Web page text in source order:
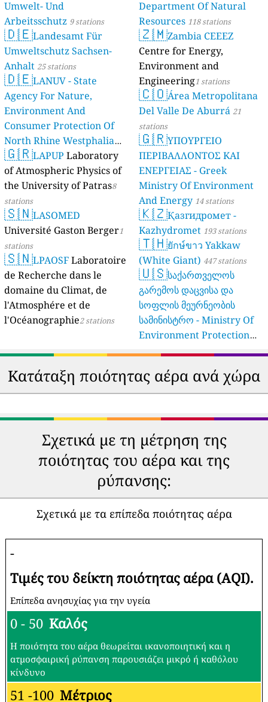
Umwelt- Und
Arbeitsschutz 9 stations
🇩🇪Landesamt Für
Umweltschutz Sachsen-
Anhalt 25 stations
🇩🇪LANUV - State
Agency For Nature,
Environment And
Consumer Protection Of
North Rhine Westphalia
(Landesamt Für Natur,
Umwelt Und
Verbraucherschutz NRW)
61 stations
🇬🇷LAPUP Laboratory
of Atmospheric Physics of
the University of Patras8
stations
🇸🇳LASOMED
Université Gaston Berger1
stations
🇸🇳LPAOSF Laboratoire
de Recherche dans le
domaine du Climat, de
l'Atmosphére et de
l'Océanographie2 stations
Department Of Natural
Resources 118 stations
🇿🇲Zambia CEEEZ
Centre for Energy,
Environment and
Engineering1 stations
🇨🇴Área Metropolitana
Del Valle De Aburrá 21
stations
🇬🇷ΥΠΟΥΡΓΕΙΟ
ΠΕΡΙΒΑΛΛΟΝΤΟΣ ΚΑΙ
ΕΝΕΡΓΕΙΑΣ - Greek
Ministry Of Environment
And Energy 14 stations
🇰🇿Қазгидромет -
Kazhydromet 193 stations
🇹🇭ยักษ์ขาว Yakkaw
(White Giant) 447 stations
🇺🇸საქართველოს
გარემოს დაცვისა და
სოფლის მეურნეობის
სამინისტრო - Ministry Of
Environment Protection
Κατάταξη ποιότητας αέρα ανά χώρα
🇦🇪
152
Indonesia
🇺🇸 143
United States
127
🇿🇲 125
Zambia
🇲🇾
🇨🇦 107
Canada
🇰🇼
🇮🇳India
🇨🇳China
🇹🇷Turkey
🇷🇼Rwanda
🇵🇸 89
Palestine
Ranking updated ένα λεπτό πριν
Σχετικά με τη μέτρηση της
ποιότητας του αέρα και της
ρύπανσης: